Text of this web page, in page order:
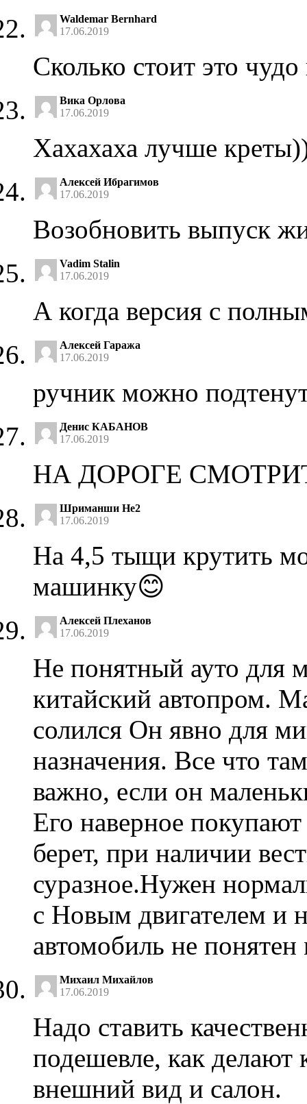
Waldemar Bernhard
17.06.2019
Сколько стоит это
Вика Орлова
17.06.2019
Хахахаха лучше
Алексей Ибрагимов
17.06.2019
Возобновить выпуск
Vadim Stalin
17.06.2019
А когда версия с
Алексей Гаража
17.06.2019
ручник можно
Денис КАБАНОВ
17.06.2019
НА ДОРОГЕ
Шриманши Не2
17.06.2019
На 4,5 тыщи крутить
машинку😊
Алексей Плеханов
17.06.2019
Не понятный ауто для
китайский автопром.
солился Он явно для
назначения. Все что
важно, если он
Его наверное
берет, при наличии
суразное.Нужен
с Новым двигателем и
автомобиль не понятен
Михаил Михайлов
17.06.2019
Надо ставить
подешевле, как делают
внешний вид и салон.